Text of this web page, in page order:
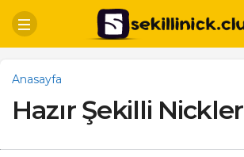
Anasayfa
Hazır Şekilli Nickler